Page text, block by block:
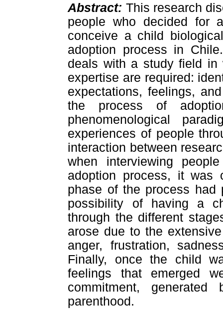
Abstract: This research
people who decided for
conceive a child
adoption process in
deals with a study field in
expertise are required:
expectations, feelings,
the process of
phenomenological
experiences of people
interaction between
when interviewing
adoption process, it was
phase of the process had
possibility of having a
through the different
arose due to the
anger, frustration,
Finally, once the child
feelings that emerged
commitment,
parenthood.